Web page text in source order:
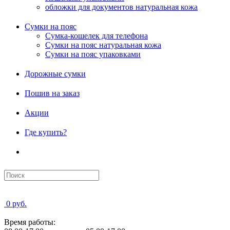
обложки для документов натуральная кожа
Сумки на пояс
Сумка-кошелек для телефона
Сумки на пояс натуральная кожа
Сумки на пояс упаковками
Дорожные сумки
Пошив на заказ
Акции
Где купить?
0 руб.
Время работы: